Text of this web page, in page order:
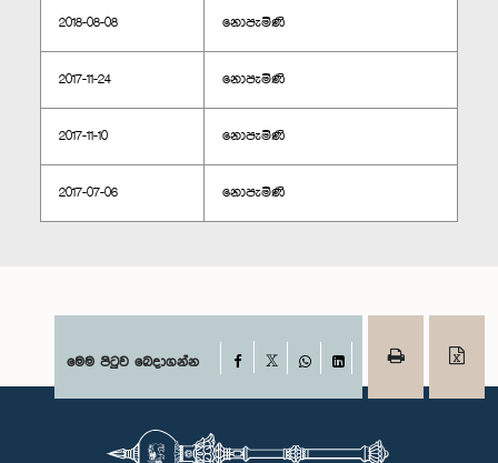
2018-08-08 නොපැමිණි
2017-11-24 නොපැමිණි
2017-11-10 නොපැමිණි
2017-07-06 නොපැමිණි
මෙම පිටුව බෙදාගන්න Facebook
WhatsAppLinkedIn